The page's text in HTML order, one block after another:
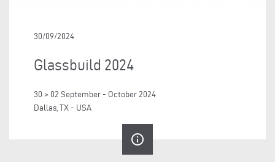
30/09/2024
Glassbuild 2024
30 > 02 September - October 2024
Dallas, TX - USA
info_outline